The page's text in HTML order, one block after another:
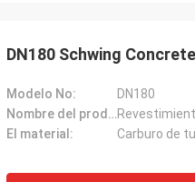
DN180 Schwing
Modelo No:
DN180
Nombre del producto:
El material:
Carburo de